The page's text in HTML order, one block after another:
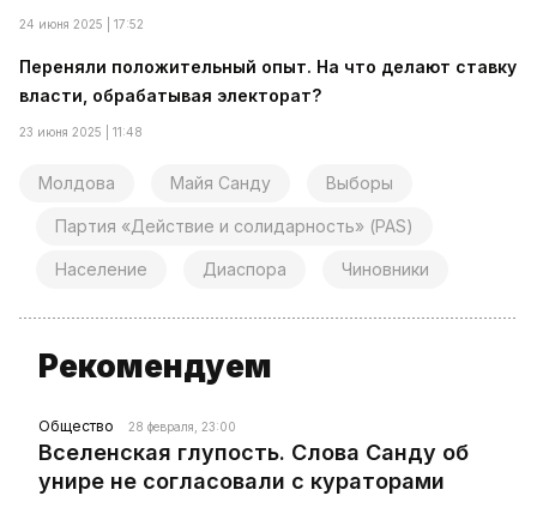
24 июня 2025 | 17:52
Переняли положительный опыт. На что делают ставку
власти, обрабатывая электорат?
23 июня 2025 | 11:48
Молдова Майя Санду Выборы
Партия «Действие и солидарность» (PAS)
Население Диаспора Чиновники
Рекомендуем
Общество 28 февраля, 23:00
Вселенская глупость. Слова Санду об
унире не согласовали с кураторами